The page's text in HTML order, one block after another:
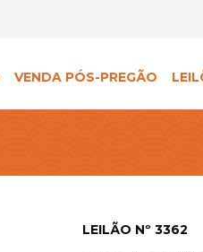
VENDA PÓS-PREGÃO
LEILÃO Nº 3362